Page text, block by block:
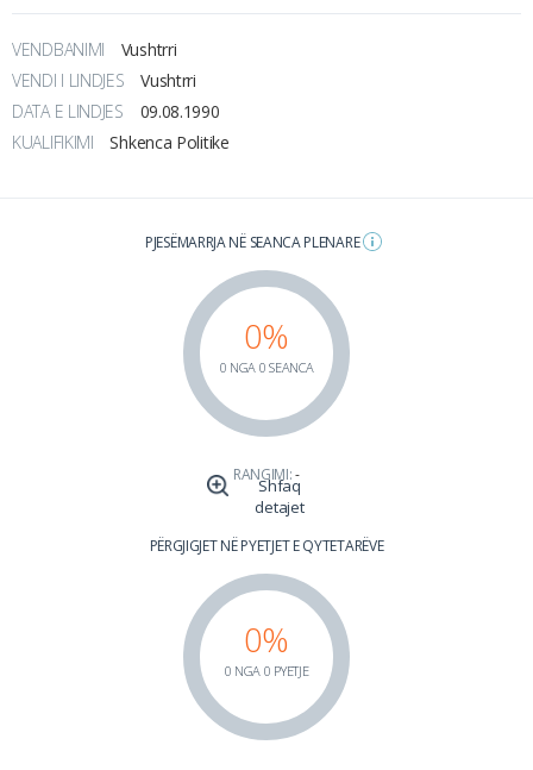
VENDBANIMI
Vushtrri
VENDI I LINDJES
Vushtrri
DATA E LINDJES
09.08.1990
KUALIFIKIMI
Shkenca Politike
PJESËMARRJA NË SEANCA PLENARE
0%
0 NGA 0 SEANCA
RANGIMI:-
Shfaq
detajet
PËRGJIGJET NË PYETJET E QYTETARËVE
0%
0 NGA 0 PYETJE